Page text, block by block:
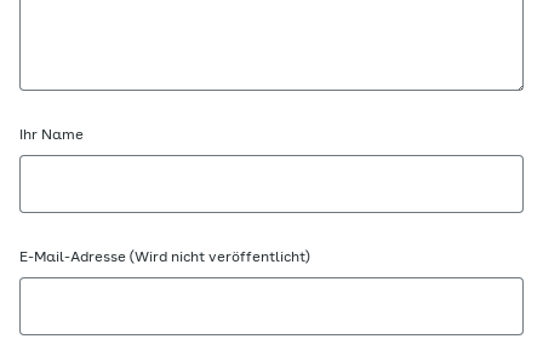
Ihr Name
E-Mail-Adresse (Wird nicht veröffentlicht)